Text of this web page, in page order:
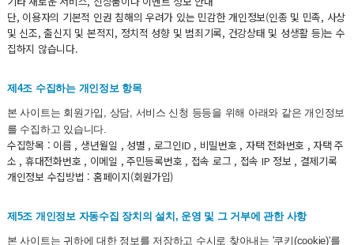
단, 이용자의 기본적 인권 침해의 우려가 있는 민감한 개인정보(인종 및 민족, 사상
및 신조, 출신지 및 본적지, 정치적 성향 및 범죄기록, 건강상태 및 성생활 등)는 수
집하지 않습니다.
제4조 수집하는 개인정보 항목
본 사이트는 회원가입, 상담, 서비스 신청 등등을 위해 아래와 같은 개인정보
를 수집하고 있습니다.
수집항목 : 이름 , 생년월일 , 성별 , 로그인ID , 비밀번호 , 자택 전화번호 , 자택 주
소 , 휴대전화번호 , 이메일 , 주민등록번호 , 접속 로그 , 접속 IP 정보 , 결제기록
개인정보 수집방법 : 홈페이지(회원가입)
제5조 개인정보 자동수집 장치의 설치, 운영 및 그 거부에 관한 사항
본 사이트는 귀하에 대한 정보를 저장하고 수시로 찾아내는 '쿠키(cookie)'를